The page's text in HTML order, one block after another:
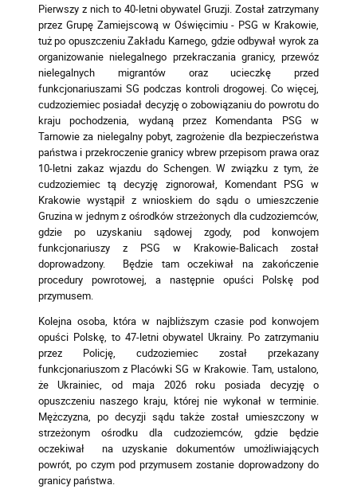
Pierwszy z nich to 40-letni obywatel Gruzji. Został zatrzymany
przez Grupę Zamiejscową w Oświęcimiu - PSG w Krakowie,
tuż po opuszczeniu Zakładu Karnego, gdzie odbywał wyrok za
organizowanie nielegalnego przekraczania granicy, przewóz
nielegalnych migrantów oraz ucieczkę przed
funkcjonariuszami SG podczas kontroli drogowej. Co więcej,
cudzoziemiec posiadał decyzję o zobowiązaniu do powrotu do
kraju pochodzenia, wydaną przez Komendanta PSG w
Tarnowie za nielegalny pobyt, zagrożenie dla bezpieczeństwa
państwa i przekroczenie granicy wbrew przepisom prawa oraz
10-letni zakaz wjazdu do Schengen. W związku z tym, że
cudzoziemiec tą decyzję zignorował, Komendant PSG w
Krakowie wystąpił z wnioskiem do sądu o umieszczenie
Gruzina w jednym z ośrodków strzeżonych dla cudzoziemców,
gdzie po uzyskaniu sądowej zgody, pod konwojem
funkcjonariuszy z PSG w Krakowie-Balicach został
doprowadzony. Będzie tam oczekiwał na zakończenie
procedury powrotowej, a następnie opuści Polskę pod
przymusem.
Kolejna osoba, która w najbliższym czasie pod konwojem
opuści Polskę, to 47-letni obywatel Ukrainy. Po zatrzymaniu
przez Policję, cudzoziemiec został przekazany
funkcjonariuszom z Placówki SG w Krakowie. Tam, ustalono,
że Ukrainiec, od maja 2026 roku posiada decyzję o
opuszczeniu naszego kraju, której nie wykonał w terminie.
Mężczyzna, po decyzji sądu także został umieszczony w
strzeżonym ośrodku dla cudzoziemców, gdzie będzie
oczekiwał na uzyskanie dokumentów umożliwiających
powrót, po czym pod przymusem zostanie doprowadzony do
granicy państwa.